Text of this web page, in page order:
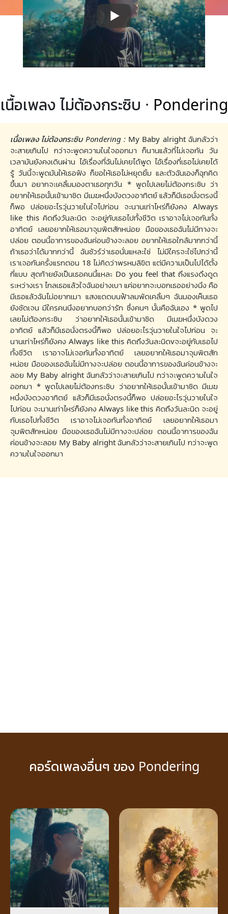
เนื้อเพลง ไม่ต้องกระซิบ · Pondering
เนื้อเพลง ไม่ต้องกระซิบ Pondering : My Baby alright ฉันกลัวว่า
จะสายเกินไป กว่าจะพูดความในใจออกมา ก็นานแล้วที่ไม่เจอกัน วัน
เวลามันยังคงเดินผ่าน ไอ้เรื่องที่ฉันไม่เคยได้พูด ไอ้เรื่องที่เธอไม่เคยได้
รู้ วันนี้จะพูดมันให้เธอฟัง ก็ขอให้เธอไม่หยุดยิ้ม และตัวฉันเองก็ฉุกคิด
ขึ้นมา อยากจะเคลิ้มมองตาเธอทุกวัน * พูดไปเลยไม่ต้องกระซิบ ว่า
อยากให้เธอนั้นเข้ามาชิด มีเมฆหนึ่งบังดวงอาทิตย์ แล้วก็มีเธอนั่งตรงนี้
ก็พอ ปล่อยอะไรวุ่นวายในใจไปก่อน จะนานเท่าไหร่ก็ยังคง Always
like this คิดถึงวันละนิด จะอยู่กับเธอไปทั้งชีวิต เราอาจไม่เจอกันทั้ง
อาทิตย์ เลยอยากให้เธอมาจุมพิตสักหน่อย มือของเธอฉันไม่มีทางจะ
ปล่อย ตอนนี้อาการของฉันค่อนข้างจะลอย อยากให้เธอใกล้มากกว่านี้
ถ้าเธอว่าได้มากกว่านี้ ฉันชัวร์ว่าเธอนั่นแหละใช่ ไม่มีใครจะใช่ไปกว่านี้
เราเจอกันครั้งแรกตอน 18 ไม่คิดว่าพรหมลิขิต แต่มีความเป็นไปได้ตั้ง
กี่แบบ สุดท้ายยังเป็นเธอคนนี้แหละ Do you feel that ถึงแรงดึงดูด
ระหว่างเรา ไกลเธอแล้วใจฉันอย่างเบา แค่อยากจะบอกเธออย่างนึง คือ
มีเธอแล้วฉันไม่อยากเมา แสงแดดบนฟ้าลมพัดเคลิ้มๆ ฉันมองเห็นเธอ
ยังชัดเจน มีใครคนนึงอยากบอกว่ารัก ซึ่งคนๆ นั้นคือฉันเอง * พูดไป
เลยไม่ต้องกระซิบ ว่าอยากให้เธอนั้นเข้ามาชิด มีเมฆหนึ่งบังดวง
อาทิตย์ แล้วก็มีเธอนั่งตรงนี้ก็พอ ปล่อยอะไรวุ่นวายในใจไปก่อน จะ
นานเท่าไหร่ก็ยังคง Always like this คิดถึงวันละนิดvจะอยู่กับเธอไป
ทั้งชีวิต เราอาจไม่เจอกันทั้งอาทิตย์ เลยอยากให้เธอมาจุมพิตสัก
หน่อย มือของเธอฉันไม่มีทางจะปล่อย ตอนนี้อาการของฉันค่อนข้างจะ
ลอย My Baby alright ฉันกลัวว่าจะสายเกินไป กว่าจะพูดความในใจ
ออกมา * พูดไปเลยไม่ต้องกระซิบ ว่าอยากให้เธอนั้นเข้ามาชิด มีเมฆ
หนึ่งบังดวงอาทิตย์ แล้วก็มีเธอนั่งตรงนี้ก็พอ ปล่อยอะไรวุ่นวายในใจ
ไปก่อน จะนานเท่าไหร่ก็ยังคง Always like this คิดถึงวันละนิด จะอยู่
กับเธอไปทั้งชีวิต เราอาจไม่เจอกันทั้งอาทิตย์ เลยอยากให้เธอมา
จุมพิตสักหน่อย มือของเธอฉันไม่มีทางจะปล่อย ตอนนี้อาการของฉัน
ค่อนข้างจะลอย My Baby alright ฉันกลัวว่าจะสายเกินไป กว่าจะพูด
ความในใจออกมา
คอร์ดเพลงอื่นๆ ของ Pondering